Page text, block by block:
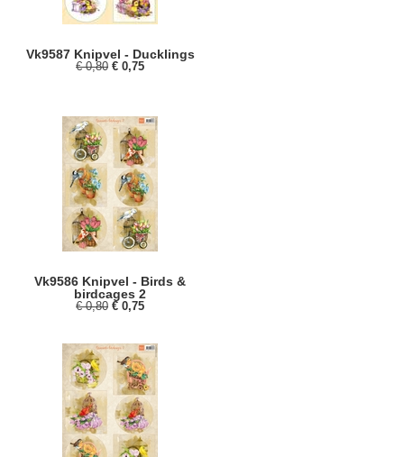
Vk9587 Knipvel - Ducklings
€ 0,80 € 0,75
Vk9586 Knipvel - Birds &
birdcages 2
€ 0,80 € 0,75